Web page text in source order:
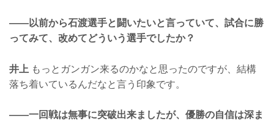
——以前から石渡選手と闘いたいと言っていて、試合に勝
ってみて、改めてどういう選手でしたか？
井上 もっとガンガン来るのかなと思ったのですが、結構
落ち着いているんだなと言う印象です。
——一回戦は無事に突破出来ましたが、優勝の自信は深ま